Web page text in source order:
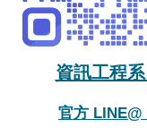
資訊工程系
官方 LINE@